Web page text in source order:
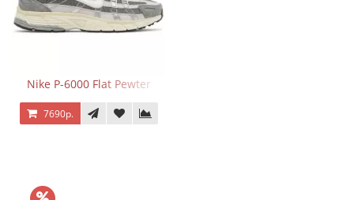
Nike P-6000 Flat Pewter
7690р.